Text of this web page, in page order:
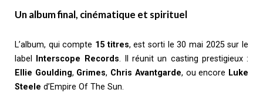
Un album final, cinématique et spirituel
L’album, qui compte 15 titres, est sorti le 30 mai 2025 sur le
label
Interscope Records. Il réunit un casting prestigieux :
Ellie Goulding, Grimes, Chris Avantgarde, ou encore Luke
Steele d’Empire Of The Sun.